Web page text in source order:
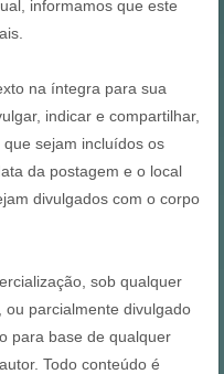
informamos que este
na íntegra para sua
indicar e compartilhar,
sejam incluídos os
da postagem e o local
divulgados com o corpo
sob qualquer
parcialmente divulgado
para base de qualquer
Todo conteúdo é